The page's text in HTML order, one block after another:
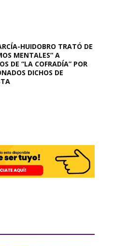
HUIDOBRO TRATÓ DE
MENTALES” A
DE “LA COFRADÍA” POR
DICHOS DE